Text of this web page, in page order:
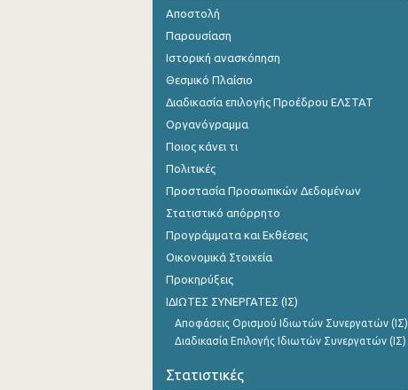
Αποστολή
Παρουσίαση
Ιστορική ανασκόπηση
Θεσμικό Πλαίσιο
Διαδικασία επιλογής Προέδρου ΕΛΣΤΑΤ
Οργανόγραμμα
Ποιος κάνει τι
Πολιτικές
Προστασία Προσωπικών Δεδομένων
Στατιστικό απόρρητο
Προγράμματα και Εκθέσεις
Οικονομικά Στοιχεία
Προκηρύξεις
ΙΔΙΩΤΕΣ ΣΥΝΕΡΓΑΤΕΣ (ΙΣ)
Αποφάσεις Ορισμού Ιδιωτών Συνεργατών (ΙΣ)
Διαδικασία Επιλογής Ιδιωτών Συνεργατών (ΙΣ)
Στατιστικές